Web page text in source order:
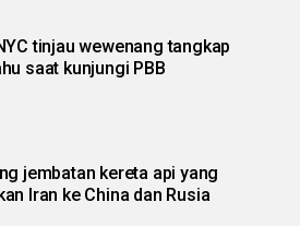
tinjau wewenang tangkap
saat kunjungi PBB
jembatan kereta api yang
Iran ke China dan Rusia